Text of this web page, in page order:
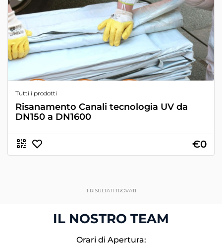
Tutti i prodotti
Risanamento Canali tecnologia UV da
DN150 a DN1600
€0
1 RISULTATI TROVATI
IL NOSTRO TEAM
Orari di Apertura: